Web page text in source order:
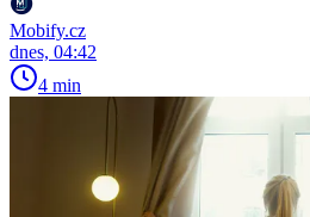
Mobify.cz
dnes, 04:42
4 min